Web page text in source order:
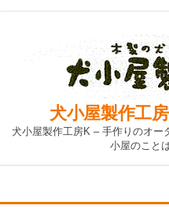
content
犬小屋製作工
犬小屋製作工房K – 手作りのオ
小屋のこと